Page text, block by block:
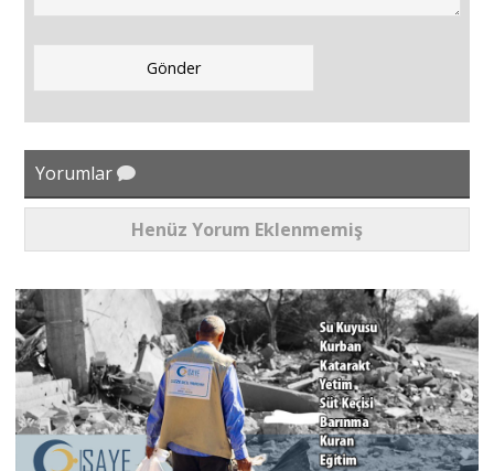
Yorumlar
Henüz Yorum Eklenmemiş